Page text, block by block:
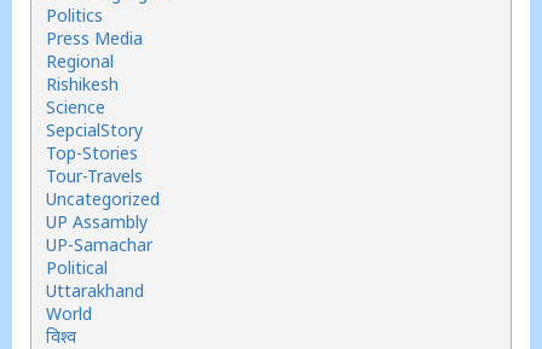
Politics
Press Media
Regional
Rishikesh
Science
SepcialStory
Top-Stories
Tour-Travels
Uncategorized
UP Assambly
UP-Samachar
Political
Uttarakhand
World
विश्व